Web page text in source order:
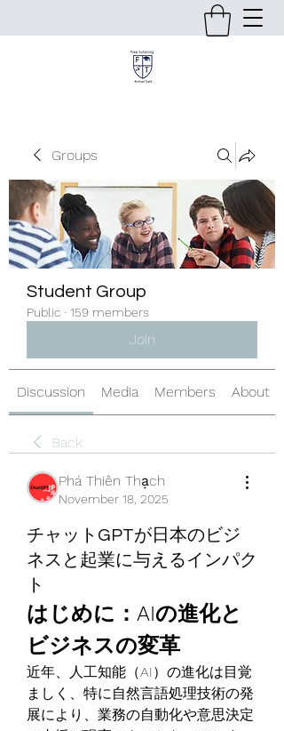
Groups
Student Group
Public · 159 members
Join
Discussion Media Members About
Back
Phá Thiên Thạch
November 18, 2025
チャットGPTが日本のビジ
ネスと起業に与えるインパク
ト
はじめに：AIの進化と
ビジネスの変革
近年、人工知能（AI）の進化は目覚
ましく、特に自然言語処理技術の発
展により、業務の自動化や意思決定